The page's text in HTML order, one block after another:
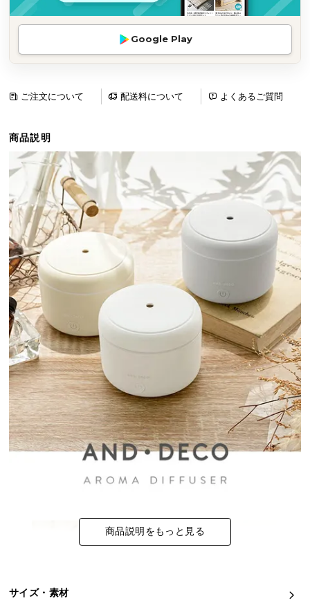
か
探
イ
ン
テ
リ
ア
テ
イ
ス
ト
か
ら
探
す
イ
ン
ー
Google Play
ご注文について 配送料について よくあるご質問
商品説明
商品説明をもっと見る
サイズ・素材